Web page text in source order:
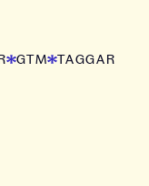
GTM
TAGGAR